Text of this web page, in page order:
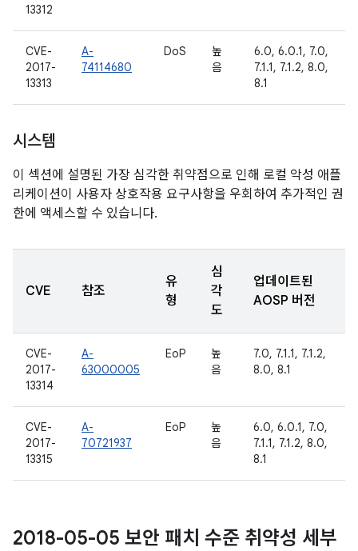
13312
CVE-
2017-
13313
A-
74114680
DoS
높
음
6.0, 6.0.1, 7.0,
7.1.1, 7.1.2, 8.0,
8.1
시스템
이 섹션에 설명된 가장 심각한 취약점으로 인해 로컬 악성 애플
리케이션이 사용자 상호작용 요구사항을 우회하여 추가적인 권
한에 액세스할 수 있습니다.
CVE 참조
유
형
심
각
도
업데이트된
AOSP 버전
CVE-
2017-
13314
A-
63000005
EoP
높
음
7.0, 7.1.1, 7.1.2,
8.0, 8.1
CVE-
2017-
13315
A-
70721937
EoP
높
음
6.0, 6.0.1, 7.0,
7.1.1, 7.1.2, 8.0,
8.1
2018-05-05 보안 패치 수준 취약성 세부